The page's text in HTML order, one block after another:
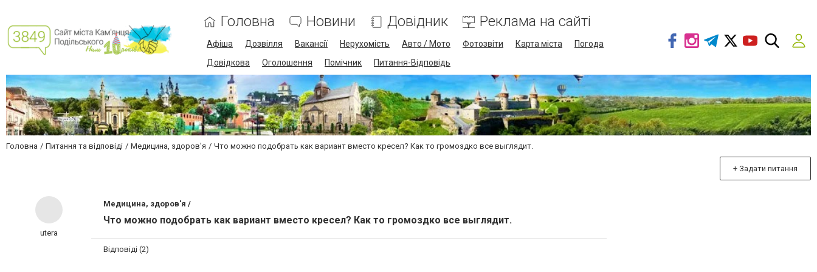
Головна Новини Довідник Реклама на сайті
Афіша Дозвілля Вакансії Нерухомість Авто / Мото Фотозвіти Карта міста
Погода
Довідкова
Оголошення Помічник Питання-Відповідь
Головна Питання та відповіді Медицина, здоров'я Что можно подобрать как вариант вместо кресел? Как то громоздко все выглядит.
+ Задати питання
utera
Медицина, здоров'я /
Что можно подобрать как вариант вместо кресел? Как то громоздко все выглядит.
Відповіді (2)